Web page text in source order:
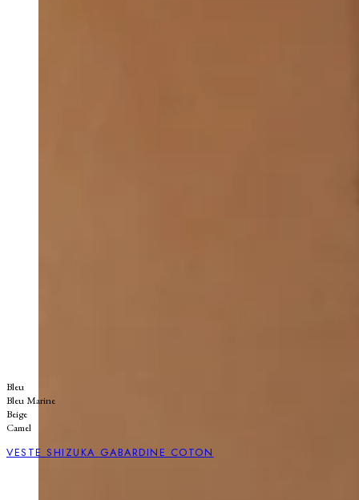
Bleu
Bleu Marine
Beige
Camel
VESTE SHIZUKA GABARDINE COTON